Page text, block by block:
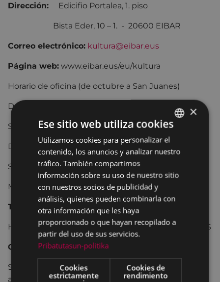
Dirección: Edicifio Portalea, 1. piso
Bista Eder, 10 – 1. - 20600 EIBAR
Correo electrónico: kultura@eibar.eus
Página web: www.eibar.eus/eu/kultura
Horario de oficina (de octubre a San Juanes)
De lunes a viernes: 09:00-21:30
Sábado: 10:00-13:30 / 16:00-21:00
Domingo: 10:00-13:00 / 16:00-21:00
SALA DE EXPOSICIONES
Martes-domingo 18:30 -20:30
TEATRO COLISEO
Horario de venta de entradas: VENTA DE ENTRADAS
Cine:
Sesión de las 17.00: La taquilla se abre una hora
antes. Las demás sesiones: media hora antes.
BASQUE
SPANISH
×
Ese sitio web utiliza cookies
Utilizamos cookies para personalizar el
contenido, los anuncios y analizar nuestro
tráfico. También compartimos
información sobre su uso de nuestro sitio
con nuestros socios de publicidad y
análisis, quienes pueden combinarla con
otra información que les haya
proporcionado o que hayan recopilado a
partir del uso de sus servicios.
Pribatutasun-politika
Cookies
estrictamente
Cookies de
rendimiento